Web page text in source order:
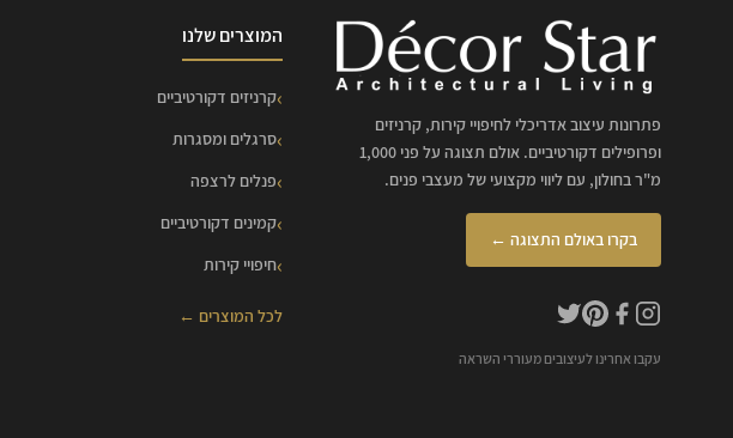
פתרונות עיצוב אדריכלי לחיפויי קירות, קרניזים
ופרופילים דקורטיביים. אולם תצוגה על פני 1,000
מ"ר בחולון, עם ליווי מקצועי של מעצבי פנים.
בקרו באולם התצוגה ←
עקבו אחרינו לעיצובים מעוררי השראה
המוצרים שלנו
קרניזים דקורטיביים
סרגלים ומסגרות
פנלים לרצפה
קמינים דקורטיביים
חיפויי קירות
לכל המוצרים ←